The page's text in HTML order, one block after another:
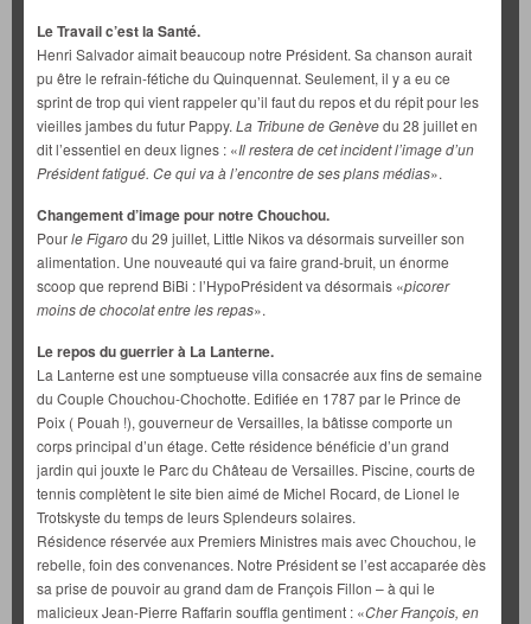
Le Travail c’est la Santé.
Henri Salvador aimait beaucoup notre Président. Sa chanson aurait
pu être le refrain-fétiche du Quinquennat. Seulement, il y a eu ce
sprint de trop qui vient rappeler qu’il faut du repos et du répit pour les
vieilles jambes du futur Pappy.La Tribune deGenèvedu 28 juillet en
dit l’essentiel en deux lignes : «Il restera de cet incident l’image d’un
Président fatigué. Ce qui va à l’encontre de ses plans médias».
Changement d’image pour notre Chouchou.
Pourle Figarodu 29 juillet, Little Nikos va désormais surveiller son
alimentation. Une nouveauté qui va faire grand-bruit, un énorme
scoop que reprend BiBi : l’HypoPrésident va désormais «picorer
moins de chocolat entre les repas».
Le repos du guerrier à La Lanterne.
La Lanterne est une somptueuse villa consacrée aux fins de semaine
du Couple Chouchou-Chochotte. Edifiée en 1787 par le Prince de
Poix ( Pouah !), gouverneur de Versailles, la bâtisse comporte un
corps principal d’un étage. Cette résidence bénéficie d’un grand
jardin qui jouxte le Parc du Château de Versailles. Piscine, courts de
tennis complètent le site bien aimé de Michel Rocard, de Lionel le
Trotskyste du temps de leurs Splendeurs solaires.
Résidence réservée aux Premiers Ministres mais avec Chouchou, le
rebelle, foin des convenances. Notre Président se l’est accaparée dès
sa prise de pouvoir au grand dam de François Fillon – à qui le
malicieux Jean-Pierre Raffarin souffla gentiment : «Cher François, en